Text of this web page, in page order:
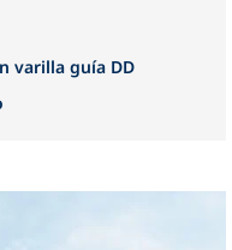
varilla guía DD